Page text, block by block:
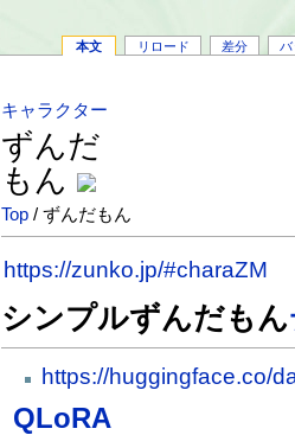
本文 リロード 差分 バ
キャラクター
ずんだ
もん
Top / ずんだもん
https://zunko.jp/#charaZM
シンプルずんだもん
https://huggingface.co/
QLoRA